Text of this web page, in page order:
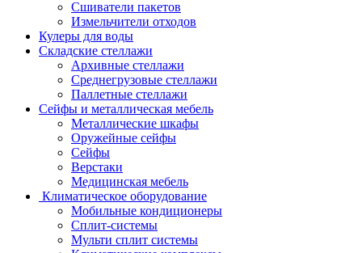
Сшиватели пакетов
Измельчители отходов
Кулеры для воды
Складские стеллажи
Архивные стеллажи
Среднегрузовые стеллажи
Паллетные стеллажи
Сейфы и металлическая мебель
Металлические шкафы
Оружейные сейфы
Сейфы
Верстаки
Медицинская мебель
Климатическое оборудование
Мобильные кондиционеры
Сплит-системы
Мульти сплит системы